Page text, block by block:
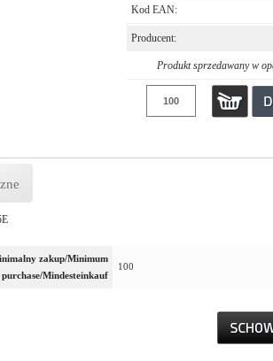
Kod EAN:
Producent:
Produkt sprzedawany w
zakup/Minimum
purchase/Mindesteinkauf
100